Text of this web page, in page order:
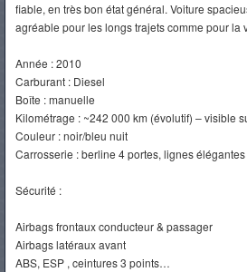
fiable, en très bon état général. Voiture
agréable pour les longs trajets comme pour la
Année : 2010
Carburant : Diesel
Boîte : manuelle
Kilométrage : ~242 000 km (évolutif) – visible
Couleur : noir/bleu nuit
Carrosserie : berline 4 portes, lignes élégantes
Sécurité :
Airbags frontaux conducteur & passager
Airbags latéraux avant
ABS, ESP , ceintures 3 points…